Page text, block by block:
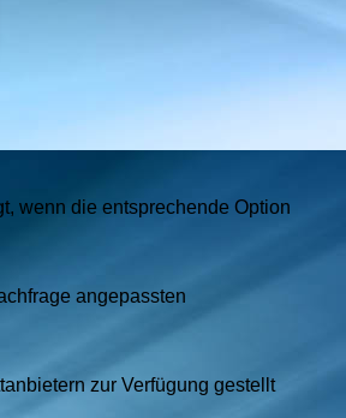
wenn die entsprechende Option
angepassten
zur Verfügung gestellt